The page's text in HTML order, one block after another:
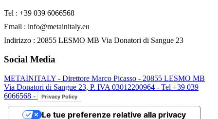
Tel : +39 039 6066568
Email : info@metainitaly.eu
Indirizzo : 20855 LESMO MB Via Donatori di Sangue 23
Social Media
METAINITALY - Direttore Marco Picasso - 20855 LESMO MB
Via Donatori di Sangue 23, P. IVA 03012200964 - Tel +39 039
6066568 -
Privacy Policy
Le tue preferenze relative alla privacy